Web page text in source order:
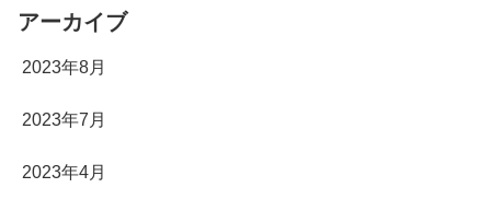
アーカイブ
2023年8月
2023年7月
2023年4月